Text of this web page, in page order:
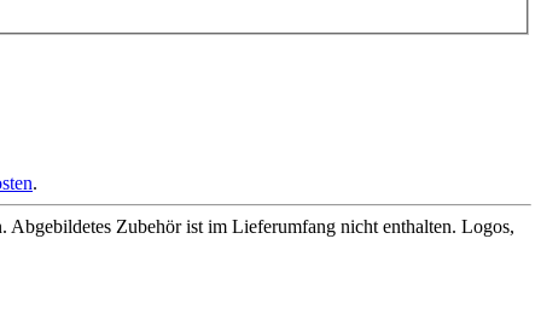
.
Zubehör ist im Lieferumfang nicht enthalten. Logos,